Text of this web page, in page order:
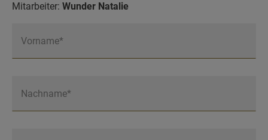
Mitarbeiter: Wunder Natalie
Vorname*
Nachname*